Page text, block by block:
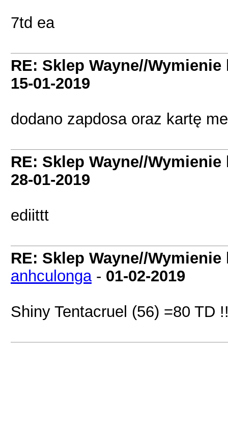
7td ea
RE: Sklep Wayne//
15-01-2019
dodano zapdosa oraz kartę
RE: Sklep Wayne//
28-01-2019
ediittt
RE: Sklep Wayne//
anhculonga- 01-02-2019
Shiny Tentacruel (56) =80 TD